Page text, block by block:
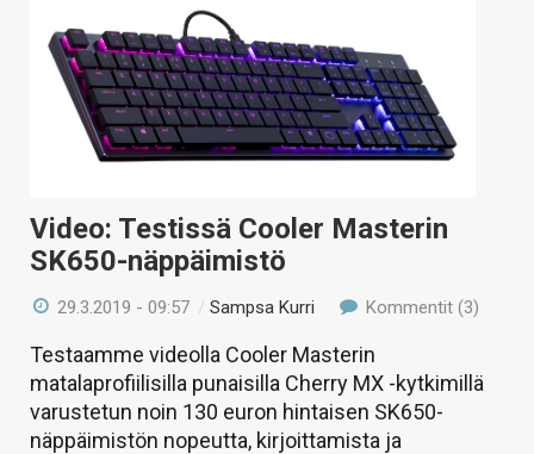
Video: Testissä Cooler Masterin
SK650-näppäimistö
29.3.2019 - 09:57 /Sampsa Kurri Kommentit (3)
Testaamme videolla Cooler Masterin
matalaprofiilisilla punaisilla Cherry MX -kytkimillä
varustetun noin 130 euron hintaisen SK650-
näppäimistön nopeutta, kirjoittamista ja